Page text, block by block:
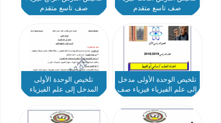
صف تاسع متقدم
صف تاسع متقدم
تلخيص الوحدة الأولى مدخل
إلى علم الفيزياء فيزياء صف
تلخيص الوحدة الأولى
المدخل إلى علم الفيزياء
وعاشر عام ومتقدم